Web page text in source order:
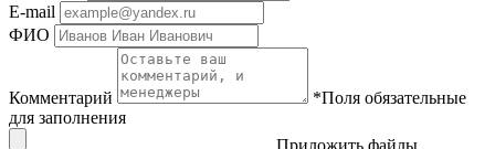
E-mail
ФИО
Комментарий *Поля обязательные
для заполнения